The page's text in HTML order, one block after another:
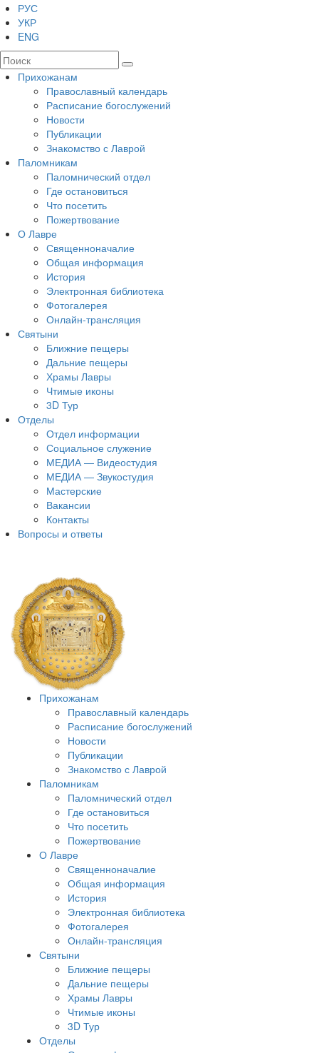
РУС
УКР
ENG
Прихожанам
Православный календарь
Расписание богослужений
Новости
Публикации
Знакомство с Лаврой
Паломникам
Паломнический отдел
Где остановиться
Что посетить
Пожертвование
О Лавре
Священноначалие
Общая информация
История
Электронная библиотека
Фотогалерея
Онлайн-трансляция
Святыни
Ближние пещеры
Дальние пещеры
Храмы Лавры
Чтимые иконы
3D Тур
Отделы
Отдел информации
Социальное служение
МЕДИА — Видеостудия
МЕДИА — Звукостудия
Мастерские
Вакансии
Контакты
Вопросы и ответы
Прихожанам
Православный календарь
Расписание богослужений
Новости
Публикации
Знакомство с Лаврой
Паломникам
Паломнический отдел
Где остановиться
Что посетить
Пожертвование
О Лавре
Священноначалие
Общая информация
История
Электронная библиотека
Фотогалерея
Онлайн-трансляция
Святыни
Ближние пещеры
Дальние пещеры
Храмы Лавры
Чтимые иконы
3D Тур
Отделы